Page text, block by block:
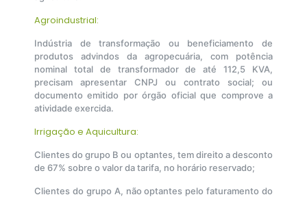
Agroindustrial:
Indústria de transformação ou beneficiamento de
produtos advindos da agropecuária, com potência
nominal total de transformador de até 112,5 KVA,
precisam apresentar CNPJ ou contrato social; ou
documento emitido por órgão oficial que comprove a
atividade exercida.
Irrigação e Aquicultura:
Clientes do grupo B ou optantes, tem direito a desconto
de 67% sobre o valor da tarifa, no horário reservado;
Clientes do grupo A, não optantes pelo faturamento do